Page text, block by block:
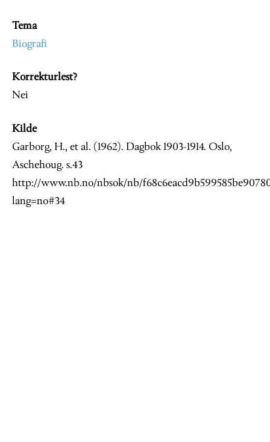
Tema
Biografi
Korrekturlest?
Nei
Kilde
Garborg, H., et al. (1962). Dagbok 1903-1914. Oslo,
Aschehoug. s.43
http://www.nb.no/nbsok/nb/
lang=no#34